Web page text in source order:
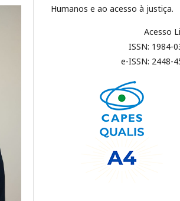
Humanos e ao acesso à justiça.
Acesso
ISSN: 1984-
e-ISSN: 2448-